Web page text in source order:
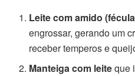
Leite com amido
engrossar, gerando um
receber temperos e
Manteiga com leiteque